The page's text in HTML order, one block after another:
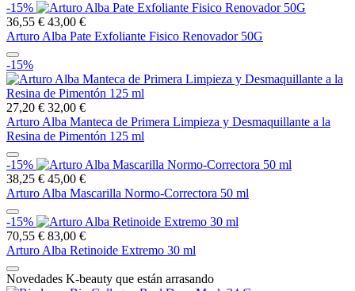
-15%
36,55 € 43,00 €
Arturo Alba Pate Exfoliante Fisico Renovador 50G
-15%
27,20 € 32,00 €
Arturo Alba Manteca de Primera Limpieza y Desmaquillante a la
Resina de Pimentón 125 ml
-15%
38,25 € 45,00 €
Arturo Alba Mascarilla Normo-Correctora 50 ml
-15%
70,55 € 83,00 €
Arturo Alba Retinoide Extremo 30 ml
Novedades K-beauty que están arrasando